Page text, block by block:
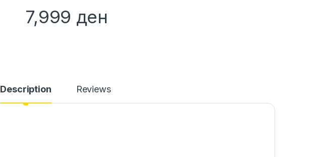
7,999 ден
Description Reviews